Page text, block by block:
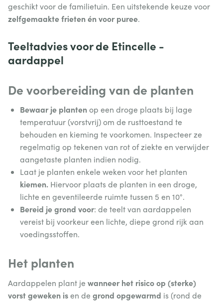
geschikt voor de familietuin. Een uitstekende keuze voor
zelfgemaakte frieten én voor puree.
Teeltadvies voor de Etincelle -
aardappel
De voorbereiding van de planten
Bewaar je plantenop een droge plaats bij lage
temperatuur (vorstvrij) om de rusttoestand te
behouden en kieming te voorkomen. Inspecteer ze
regelmatig op tekenen van rot of ziekte en verwijder
aangetaste planten indien nodig.
Laat je planten enkele weken voor het planten
kiemen. Hiervoor plaats de planten in een droge,
lichte en geventileerde ruimte tussen 5 en 10°.
Bereid je grond voor: de teelt van aardappelen
vereist bij voorkeur een lichte, diepe grond rijk aan
voedingsstoffen.
Het planten
Aardappelen plant je wanneer het risico op (sterke)
vorst geweken isen de grond opgewarmd is (rond de